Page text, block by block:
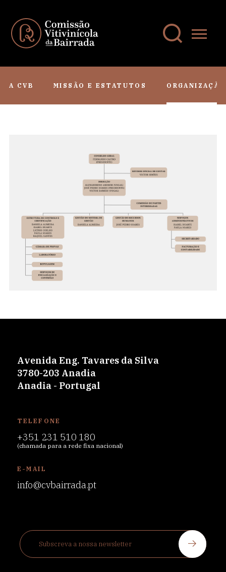
A CVB MISSÃO E ESTATUTOS ORGANIZAÇÃO
Avenida Eng. Tavares da Silva
3780-203 Anadia
Anadia - Portugal
TELEFONE
+351 231 510 180
(chamada para a rede fixa nacional)
E-MAIL
info@cvbairrada.pt